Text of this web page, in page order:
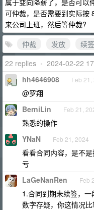
属于变向降薪了，是否可以
可仲裁，是否需要到实际按
来公司上班，然后等仲裁?
仲裁
发放 续签
22 replies • 2024-02-22
hh4646908 Feb 21,
@罗翔
BerniLin Feb 21,
熟悉的操作
YNaN Feb 21, 2024
看看合同内容，是不
亏
LaGeNanRen Feb
1.合同到期未续签，
数字存疑，你这情况